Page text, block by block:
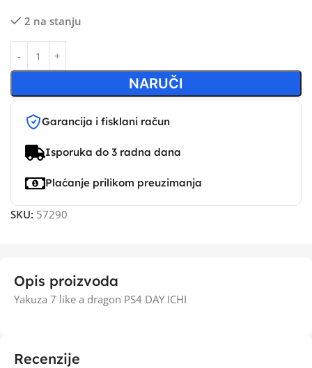
2 na stanju
NARUČI
Garancija i fisklani račun
Isporuka do 3 radna dana
Plaćanje prilikom preuzimanja
SKU: 57290
Opis proizvoda
Yakuza 7 like a dragon PS4 DAY ICHI
Recenzije